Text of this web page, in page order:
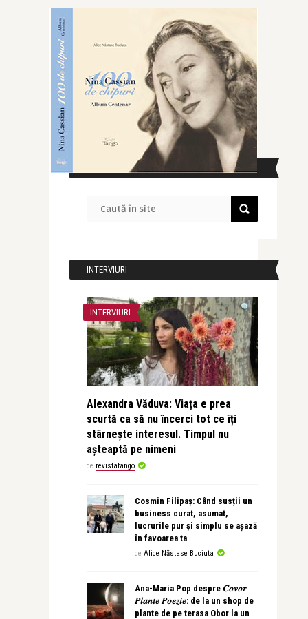
CAUTĂ ÎN SITE
INTERVIURI
INTERVIURI
Alexandra Văduva: Viața e prea
scurtă ca să nu încerci tot ce îți
stârnește interesul. Timpul nu
așteaptă pe nimeni
de revistatango
Cosmin Filipaș: Când susții un
business curat, asumat,
lucrurile pur și simplu se așază
în favoarea ta
de Alice Năstase Buciuta
Ana-Maria Pop despre 𝐶𝑜𝑣𝑜𝑟
𝑃𝑙𝑎𝑛𝑡𝑒 𝑃𝑜𝑒𝑧𝑖𝑒: de la un shop de
plante de pe terasa Obor la un